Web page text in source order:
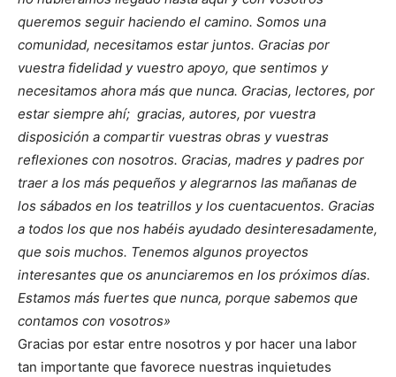
queremos seguir haciendo el camino. Somos una
comunidad, necesitamos estar juntos. Gracias por
vuestra fidelidad y vuestro apoyo, que sentimos y
necesitamos ahora más que nunca. Gracias, lectores, por
estar siempre ahí; gracias, autores, por vuestra
disposición a compartir vuestras obras y vuestras
reflexiones con nosotros. Gracias, madres y padres por
traer a los más pequeños y alegrarnos las mañanas de
los sábados en los teatrillos y los cuentacuentos. Gracias
a todos los que nos habéis ayudado desinteresadamente,
que sois muchos. Tenemos algunos proyectos
interesantes que os anunciaremos en los próximos días.
Estamos más fuertes que nunca, porque sabemos que
contamos con vosotros»
Gracias por estar entre nosotros y por hacer una labor
tan importante que favorece nuestras inquietudes